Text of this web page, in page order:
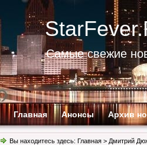
Самые свежие
Главная Анонсы Архив
Вы находитесь здесь: Главная > Дмитрий